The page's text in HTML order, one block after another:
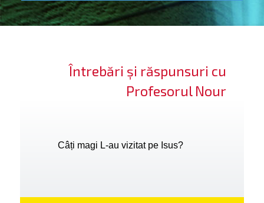
te
Întrebări și răspunsuri cu
Profesorul Nour
Câți magi L-au vizitat pe Isus?